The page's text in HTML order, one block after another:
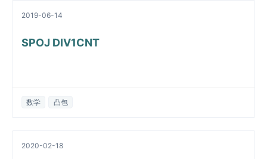
2019-06-14
SPOJ DIV1CNT
数学 凸包
2020-02-18